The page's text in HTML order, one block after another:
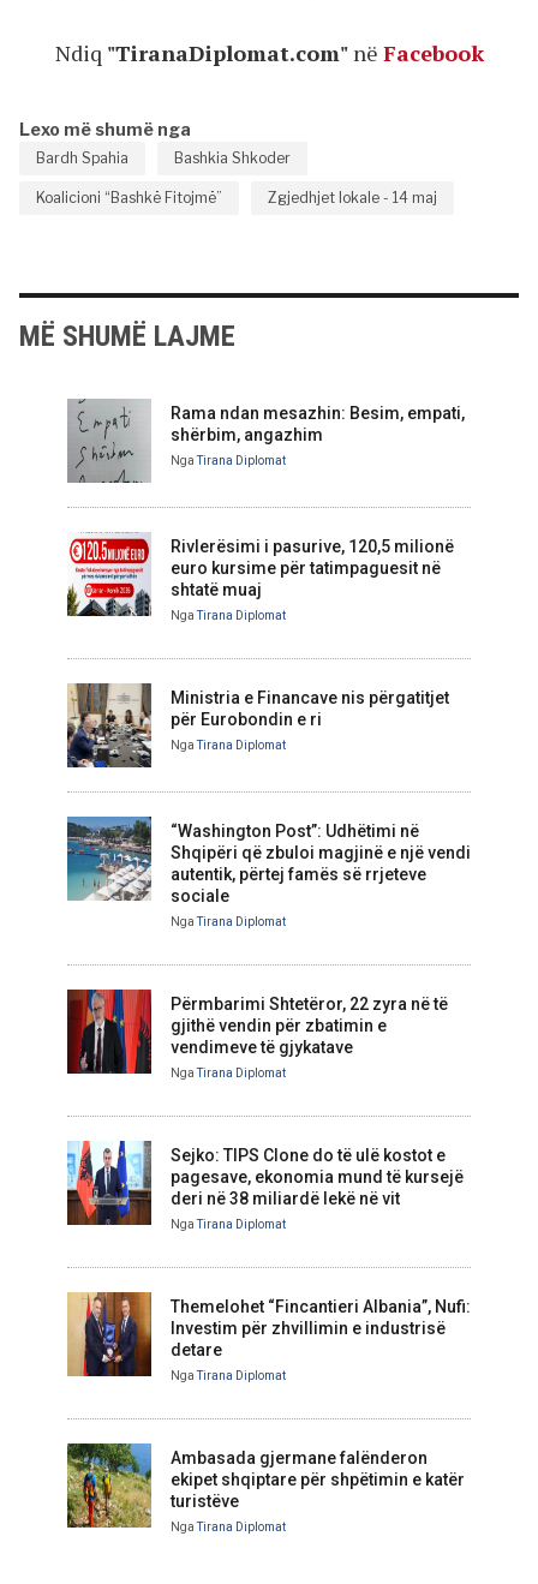
Ndiq "TiranaDiplomat.com" në Facebook
Lexo më shumë nga
Bardh Spahia Bashkia Shkoder
Koalicioni “Bashkë Fitojmë” Zgjedhjet lokale - 14 maj
MË SHUMË LAJME
Rama ndan mesazhin: Besim, empati,
shërbim, angazhim
NgaTirana Diplomat
Rivlerësimi i pasurive, 120,5 milionë
euro kursime për tatimpaguesit në
shtatë muaj
NgaTirana Diplomat
Ministria e Financave nis përgatitjet
për Eurobondin e ri
NgaTirana Diplomat
“Washington Post”: Udhëtimi në
Shqipëri që zbuloi magjinë e një vendi
autentik, përtej famës së rrjeteve
sociale
NgaTirana Diplomat
Përmbarimi Shtetëror, 22 zyra në të
gjithë vendin për zbatimin e
vendimeve të gjykatave
NgaTirana Diplomat
Sejko: TIPS Clone do të ulë kostot e
pagesave, ekonomia mund të kursejë
deri në 38 miliardë lekë në vit
NgaTirana Diplomat
Themelohet “Fincantieri Albania”, Nufi:
Investim për zhvillimin e industrisë
detare
NgaTirana Diplomat
Ambasada gjermane falënderon
ekipet shqiptare për shpëtimin e katër
turistëve
NgaTirana Diplomat